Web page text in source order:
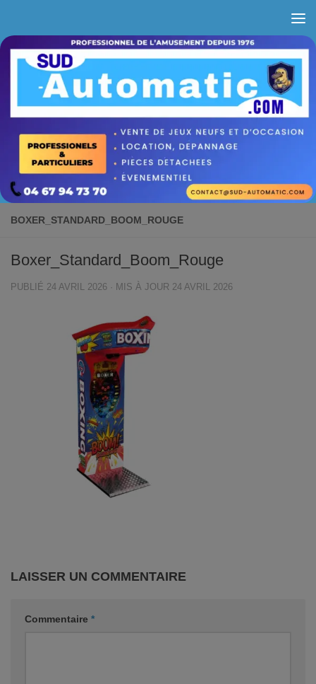
BOXER_STANDARD_BOOM_ROUGE
Boxer_Standard_Boom_Rouge
PUBLIÉ 24 AVRIL 2026 · MIS À JOUR 24 AVRIL 2026
LAISSER UN COMMENTAIRE
Commentaire *